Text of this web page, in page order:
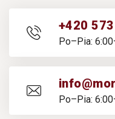
+420
Po–Pia:
Po–Pia: